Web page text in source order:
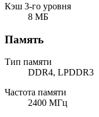
Кэш 3-го уровня
8 МБ
Память
Тип памяти
DDR4, LPDDR3
Частота памяти
2400 МГц